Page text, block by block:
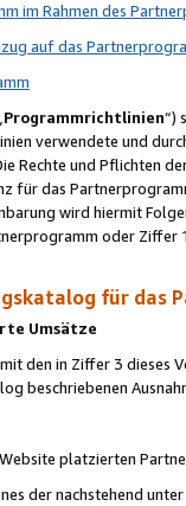
im Rahmen des
auf das
Programmrichtlinien“)
verwendete und
Rechte und Pflichten
für das
wird hiermit
oder
für das
Umsätze
mit den in Ziffer 3
beschriebenen
platzierten
der nachstehend